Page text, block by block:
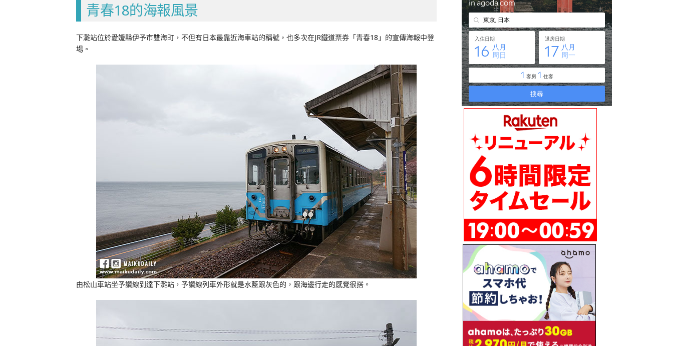
青春18的海報風景
下灘站位於愛媛縣伊予市雙海町，不但有日本最靠近海車站的稱號，也多次在JR鐵道票券「青春18」的宣傳海報中登
場。
由松山車站坐予讚線到達下灘站，予讚線列車外形就是水藍跟灰色的，跟海邊行走的感覺很搭。